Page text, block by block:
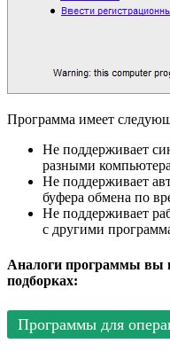
Программа имеет
Не поддерживает
разными
Не поддерживает
буфера обмена по
Не поддерживает
с другими
Аналоги программы вы
подборках:
Программы для